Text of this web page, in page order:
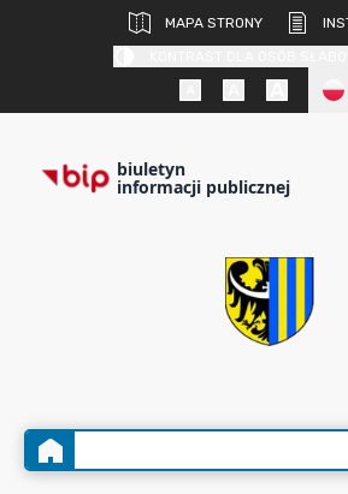
MAPA STRONY
biuletyn
informacji publicznej